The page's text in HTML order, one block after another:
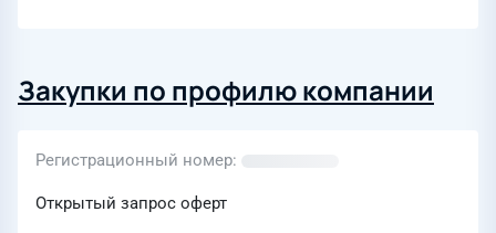
Закупки по профилю компании
Регистрационный номер
Открытый запрос оферт